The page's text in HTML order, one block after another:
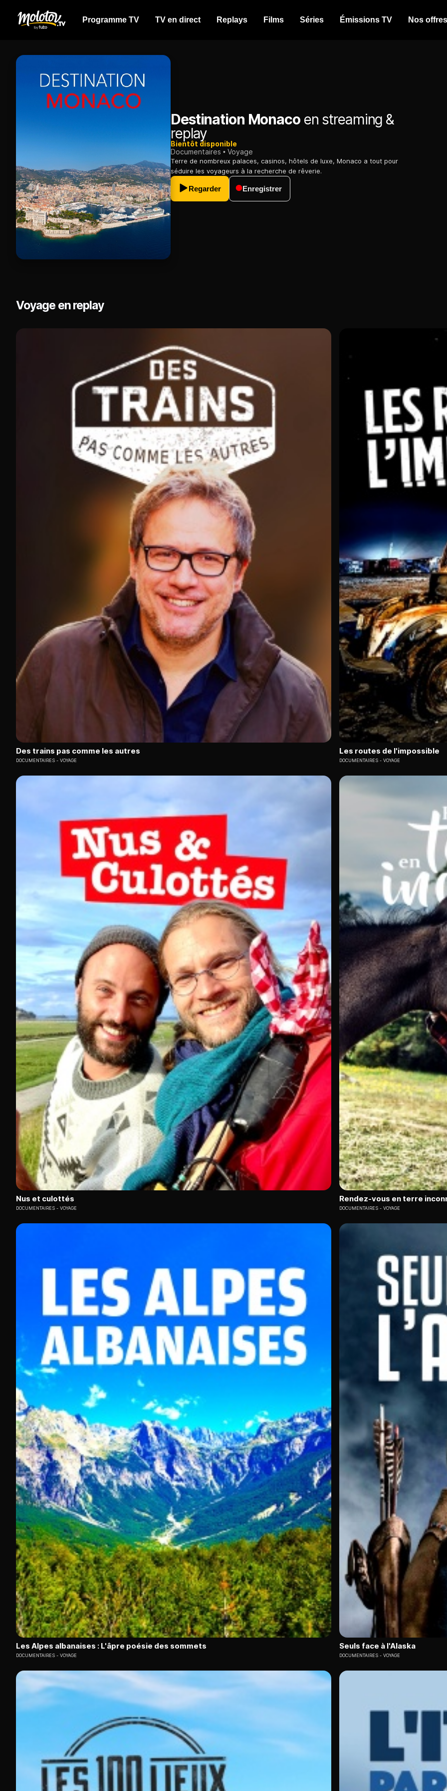
Programme TV TV en direct Replays Films Séries Émissions TV Nos offres
Destination Monacoen streaming &
replay
Bientôt disponible
Documentaires
Voyage
Terre de nombreux palaces, casinos, hôtels de luxe, Monaco a tout pour
séduire les voyageurs à la recherche de rêverie.
Regarder Enregistrer
Voyage en replay
Des trains pas comme les autres
DOCUMENTAIRES VOYAGE
Les routes de l'impossible
DOCUMENTAIRES VOYAGE
Nus et culottés
DOCUMENTAIRES VOYAGE
Rendez-vous en terre
DOCUMENTAIRES VOYAGE
Les Alpes albanaises : L'âpre poésie des sommets
DOCUMENTAIRES VOYAGE
Seuls face à l'Alaska
DOCUMENTAIRES VOYAGE